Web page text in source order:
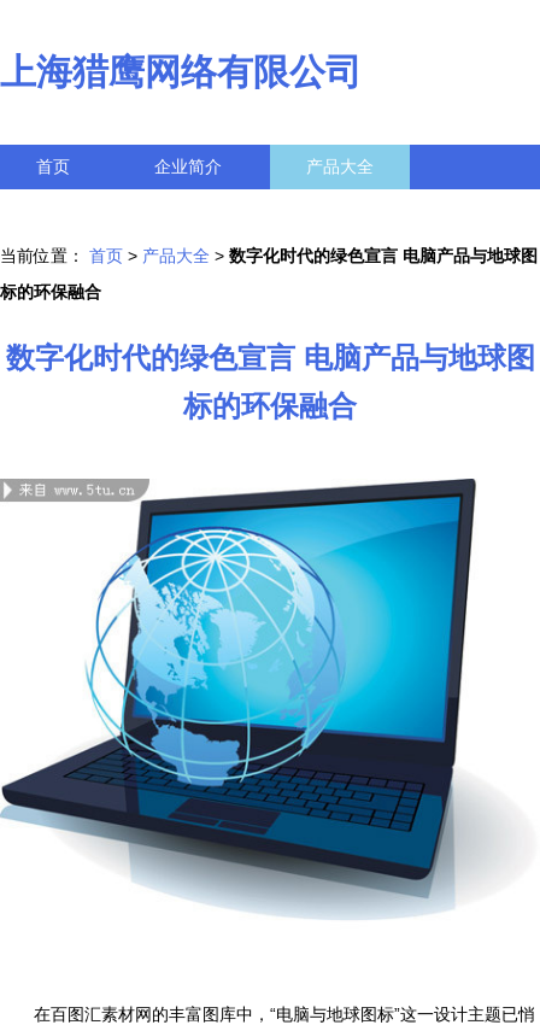
上海猎鹰网络有限公司
首页 企业简介 产品大全
当前位置： 首页 > 产品大全 > 数字化时代的绿色宣言 电脑产品与地球图
标的环保融合
数字化时代的绿色宣言 电脑产品与地球图
标的环保融合
在百图汇素材网的丰富图库中，“电脑与地球图标”这一设计主题已悄